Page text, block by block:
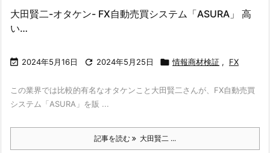
大田賢二-オタケン- FX自動売買システム「ASURA」 高
い…
 2024年5月16日  2024年5月25日  情報商材検証 , FX
この業界では比較的有名なオタケンこと大田賢二さんが、FX自動売買
システム「ASURA」を販 ...
記事を読む 大田賢二 ...